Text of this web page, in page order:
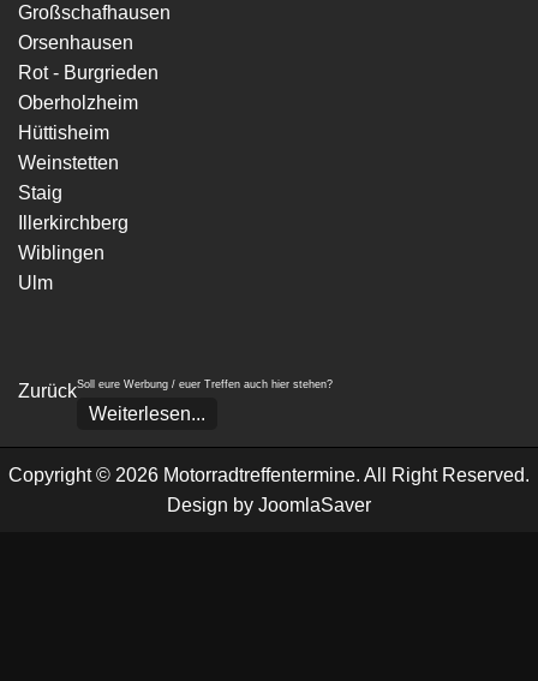
Großschafhausen
Orsenhausen
Rot - Burgrieden
Oberholzheim
Hüttisheim
Weinstetten
Staig
Illerkirchberg
Wiblingen
Ulm
ZurückSoll eure Werbung / euer Treffen auch hier stehen?
Weiterlesen...
Copyright © 2026 Motorradtreffentermine. All Right Reserved.
Design by JoomlaSaver